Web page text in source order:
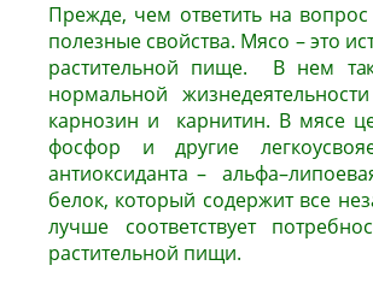
Прежде, чем ответить на
полезные свойства. Мясо – это
растительной пище. В нем
нормальной
карнозин и карнитин. В мясе
фосфор и другие
антиоксиданта –
белок, который содержит все
лучше соответствует
растительной пищи.